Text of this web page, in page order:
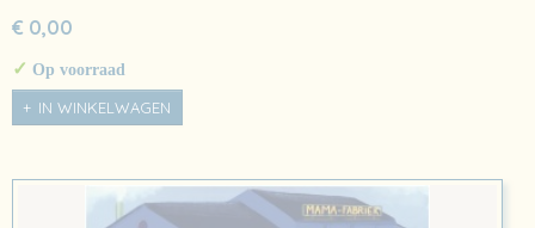
€ 0,00
✓ Op voorraad
IN WINKELWAGEN